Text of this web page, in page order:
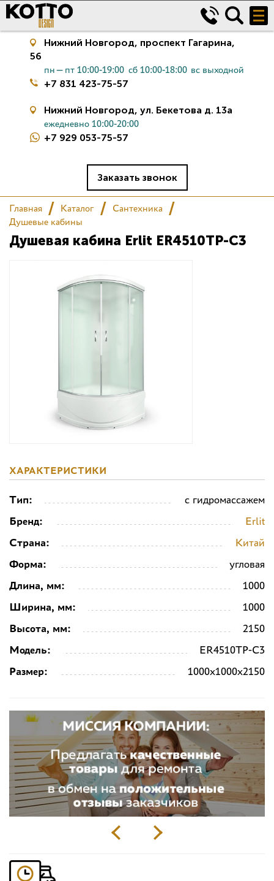
Керамическая плитка
Салон
Сертификаты
Нижний Новгород, проспект Гагарина,
56
пн—пт 10:00-19:00 сб 10:00-18:00 вс выходной
+7 831 423-75-57
Нижний Новгород, ул. Бекетова д. 13а
ежедневно 10:00-20:00
+7 929 053-75-57
Заказать звонок
Главная Каталог
Сантехника
Душевые кабины
Душевая кабина Erlit ER4510TP-C3
ХАРАКТЕРИСТИКИ
Тип:
с гидромассажем
Бренд:
Erlit
Страна:
Китай
Форма:
угловая
Длина, мм:
1000
Ширина, мм:
1000
Высота, мм:
2150
Модель:
ER4510TP-C3
Размер:
1000х1000х2150